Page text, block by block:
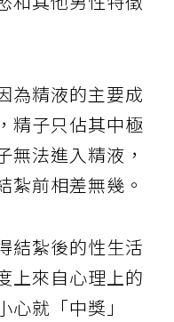
為精液的主要成
精子只佔其中極
無法進入精液，
紮前相差無幾。
結紮後的性生活
上來自心理上的
就「中獎」